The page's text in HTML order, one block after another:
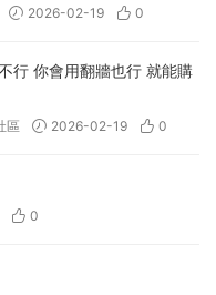
2026-02-19 0
行 你會用翻牆也行 就能購
區 2026-02-19 0
0